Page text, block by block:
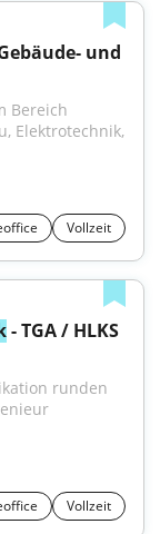
Elektrotechnik,
Vollzeit
- TGA / HLKS
runden
Vollzeit